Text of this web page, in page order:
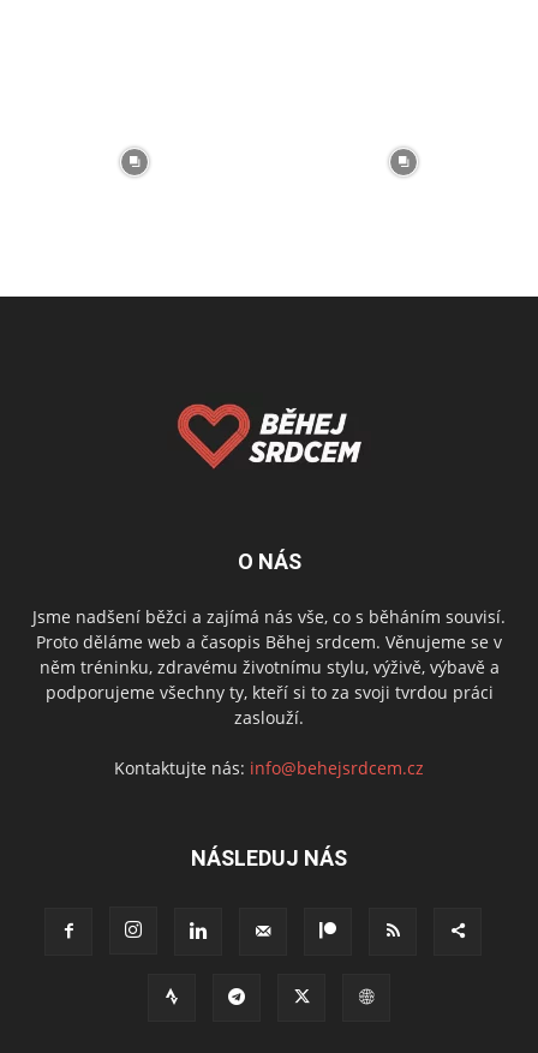
O NÁS
Jsme nadšení běžci a zajímá nás vše, co s běháním souvisí.
Proto děláme web a časopis Běhej srdcem. Věnujeme se v
něm tréninku, zdravému životnímu stylu, výživě, výbavě a
podporujeme všechny ty, kteří si to za svoji tvrdou práci
zaslouží.
Kontaktujte nás: info@behejsrdcem.cz
NÁSLEDUJ NÁS